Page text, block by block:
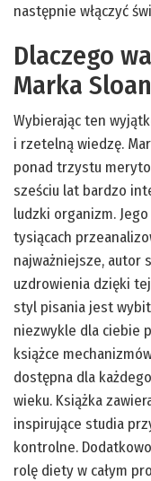
następnie włączyć
Dlaczego
Marka
Wybierając ten
i rzetelną wiedzę.
ponad trzystu
sześciu lat bardzo
ludzki organizm.
tysiącach
najważniejsze, autor
uzdrowienia dzięki
styl pisania jest
niezwykle dla ciebie
książce
dostępna dla
wieku. Książka
inspirujące studia
kontrolne.
rolę diety w całym